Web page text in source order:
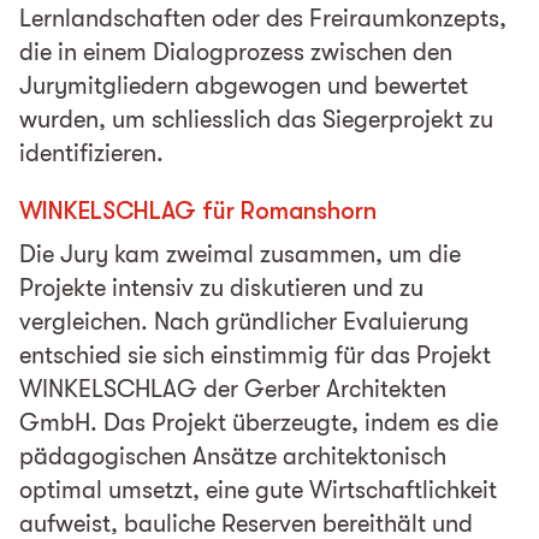
Lernlandschaften oder des Freiraumkonzepts,
die in einem Dialogprozess zwischen den
Jurymitgliedern abgewogen und bewertet
wurden, um schliesslich das Siegerprojekt zu
identifizieren.
WINKELSCHLAG für Romanshorn
Die Jury kam zweimal zusammen, um die
Projekte intensiv zu diskutieren und zu
vergleichen. Nach gründlicher Evaluierung
entschied sie sich einstimmig für das Projekt
WINKELSCHLAG der Gerber Architekten
GmbH. Das Projekt überzeugte, indem es die
pädagogischen Ansätze architektonisch
optimal umsetzt, eine gute Wirtschaftlichkeit
aufweist, bauliche Reserven bereithält und